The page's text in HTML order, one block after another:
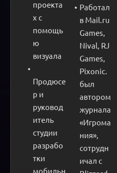
проекта
х с
помощь
ю
визуала
Продюсе
р и
руковод
итель
студии
разрабо
тки
Работал
в Mail.ru
Games,
Nival, RJ
Games,
Pixonic.
был
автором
журнала
«Игрома
ния»,
сотрудн
ичал с